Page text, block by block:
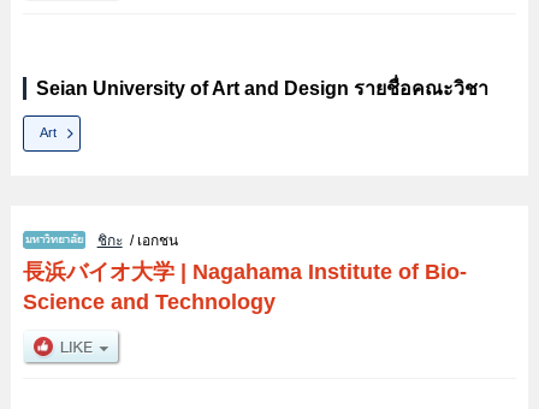
Seian University of Art and Design รายชื่อคณะวิชา
Art
ชิกะ/ เอกชน
長浜バイオ大学| Nagahama Institute of Bio-
Science and Technology